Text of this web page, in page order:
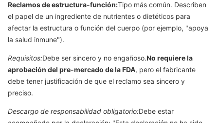
Reclamos de estructura-función:Tipo más común. Describen
el papel de un ingrediente de nutrientes o dietéticos para
afectar la estructura o función del cuerpo (por ejemplo, "apoya
la salud inmune").
Requisitos:Debe ser sincero y no engañoso.No requiere la
aprobación del pre-mercado de la FDA, pero el fabricante
debe tener justificación de que el reclamo sea sincero y
preciso.
Descargo de responsabilidad obligatorio:Debe estar